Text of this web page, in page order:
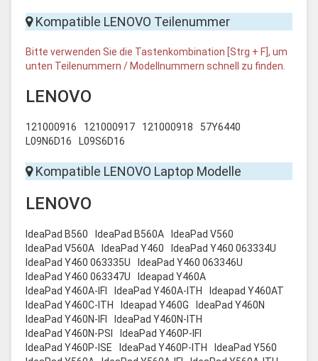
Kompatible LENOVO Teilenummer
Bitte verwenden Sie die Tastenkombination [Strg + F], um
unten Teilenummern / Modellnummern schnell zu finden.
LENOVO
121000916 121000917 121000918
57Y6440
L09N6D16
L09S6D16
Kompatible LENOVO Laptop Modelle
LENOVO
IdeaPad B560 IdeaPad B560A
IdeaPad V560
IdeaPad V560A
IdeaPad Y460
IdeaPad Y460 063334U
IdeaPad Y460 063335U
IdeaPad Y460 063346U
IdeaPad Y460 063347U
Ideapad Y460A
IdeaPad Y460A-IFI
IdeaPad Y460A-ITH
Ideapad Y460AT
IdeaPad Y460C-ITH
Ideapad Y460G
IdeaPad Y460N
IdeaPad Y460N-IFI
IdeaPad Y460N-ITH
IdeaPad Y460N-PSI
IdeaPad Y460P-IFI
IdeaPad Y460P-ISE
IdeaPad Y460P-ITH
IdeaPad Y560